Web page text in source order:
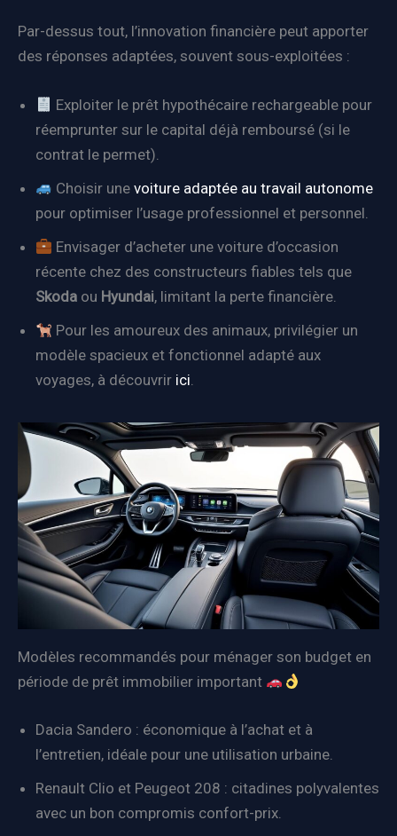
Par-dessus tout, l’innovation financière peut apporter
des réponses adaptées, souvent sous-exploitées :
Exploiter le prêt hypothécaire rechargeable pour
réemprunter sur le capital déjà remboursé (si le
contrat le permet).
Choisir unevoiture adaptée au travail autonome
pour optimiser l’usage professionnel et personnel.
Envisager d’acheter une voiture d’occasion
récente chez des constructeurs fiables tels que
Skoda ou Hyundai, limitant la perte financière.
Pour les amoureux des animaux, privilégier un
modèle spacieux et fonctionnel adapté aux
voyages, à découvrir ici
Modèles recommandés pour ménager son budget en
période de prêt immobilier important
Dacia Sandero : économique à l’achat et à
l’entretien, idéale pour une utilisation urbaine.
Renault Clio et Peugeot 208 : citadines polyvalentes
avec un bon compromis confort-prix.